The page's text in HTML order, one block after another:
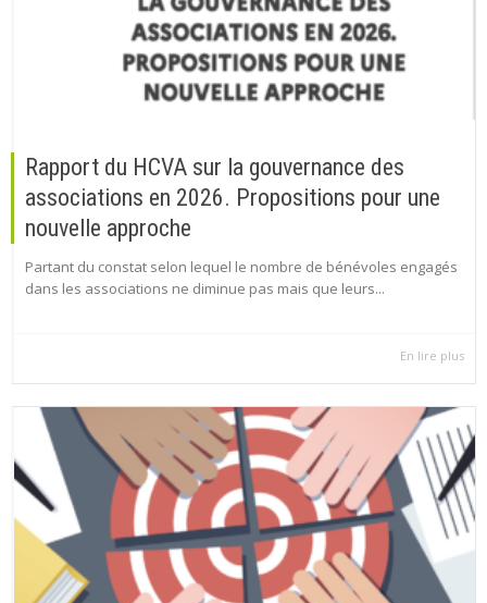
Rapport du HCVA sur la gouvernance des
associations en 2026. Propositions pour une
nouvelle approche
Partant du constat selon lequel le nombre de bénévoles engagés
dans les associations ne diminue pas mais que leurs...
En lire plus